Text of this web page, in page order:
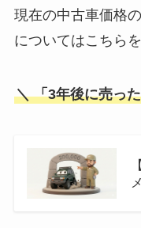
現在の中古車価格
についてはこちら
＼ 「3年後に売っ